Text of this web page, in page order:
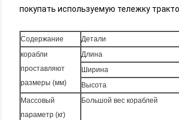
покупать используемую тележку
Содержание Детали
корабли
проставляют
размеры (мм)
Длина
Ширина
Высота
Массовый
параметр (кг)
Большой вес кораблей